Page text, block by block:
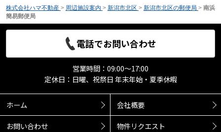
株式会社ハマ不動産 > 周辺施設案内 > 新潟市北区 > 新潟市北区の郵便局 > 南浜
簡易郵便局
電話でお問い合わせ
営業時間：09:00～17:00
定休日：日曜、祝祭日 年末年始・夏季休暇
ホーム 会社概要
お問い合わせ 物件リクエスト